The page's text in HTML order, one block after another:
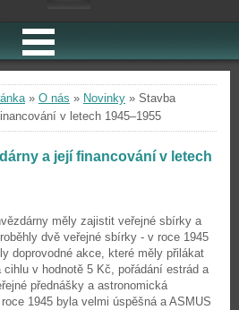
» O nás » Novinky » Stavba
v letech 1945–1955
a její financování v letech
měly zajistit veřejné sbírky a
dvě veřejné sbírky - v roce 1945
doprovodné akce, které měly přilákat
cihlu v hodnotě 5 Kč, pořádání estrád a
přednášky a astronomická
1945 byla velmi úspěšná a ASMUS